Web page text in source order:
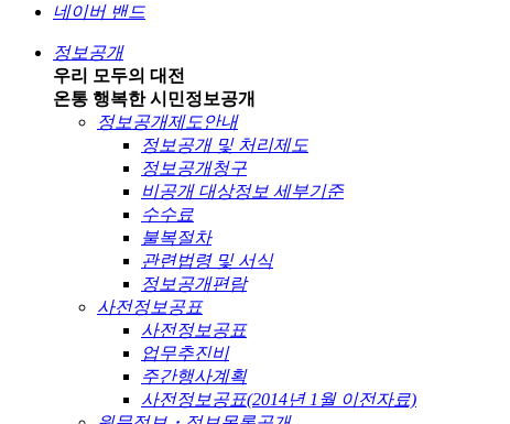
네이버 밴드
정보공개
우리 모두의 대전
온통 행복한 시민정보공개
정보공개제도안내
정보공개 및 처리제도
정보공개청구
비공개 대상정보 세부기준
수수료
불복절차
관련법령 및 서식
정보공개편람
사전정보공표
사전정보공표
업무추진비
주간행사계획
사전정보공표(2014년 1월 이전자료)